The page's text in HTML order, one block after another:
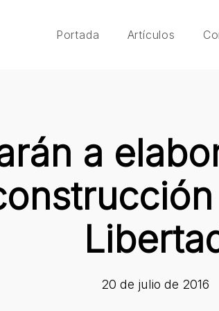
Portada Artículos
a
20 de julio de 2016